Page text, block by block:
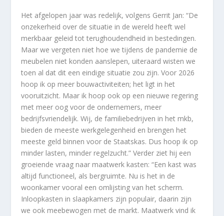
Het afgelopen jaar was redelijk, volgens Gerrit Jan: “De
onzekerheid over de situatie in de wereld heeft wel
merkbaar geleid tot terughoudendheid in bestedingen.
Maar we vergeten niet hoe we tijdens de pandemie de
meubelen niet konden aanslepen, uiteraard wisten we
toen al dat dit een eindige situatie zou zijn. Voor 2026
hoop ik op meer bouwactiviteiten; het ligt in het
vooruitzicht. Maar ik hoop ook op een nieuwe regering
met meer oog voor de ondernemers, meer
bedrijfsvriendelijk. Wij, de familiebedrijven in het mkb,
bieden de meeste werkgelegenheid en brengen het
meeste geld binnen voor de Staatskas. Dus hoop ik op
minder lasten, minder regelzucht.” Verder ziet hij een
groeiende vraag naar maatwerk kasten: “Een kast was
altijd functioneel, als bergruimte. Nu is het in de
woonkamer vooral een omlijsting van het scherm.
Inloopkasten in slaapkamers zijn populair, daarin zijn
we ook meebewogen met de markt. Maatwerk vind ik